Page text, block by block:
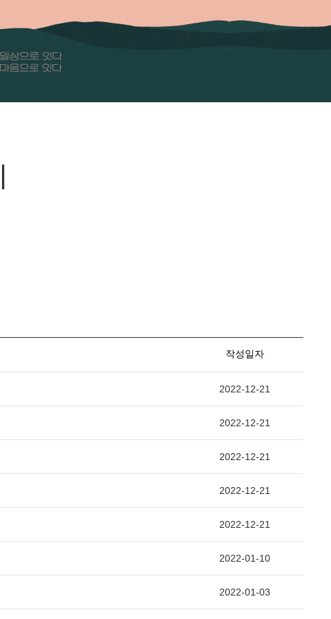
작성일자
2022-12-21
2022-12-21
2022-12-21
2022-12-21
2022-12-21
2022-01-10
2022-01-03